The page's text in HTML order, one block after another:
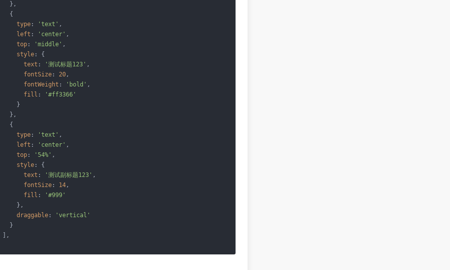
},
{
type : 'text' ,
left : 'center' ,
top : 'middle' ,
style : {
text : '测试标题123' ,
fontSize : 20,
fontWeight : 'bold' ,
fill :
'#ff3366'
}
},
{
type : 'text' ,
left : 'center' ,
top : '54%' ,
style : {
text : '测试副标题123' ,
fontSize : 14,
fill :
'#999'
},
draggable :
'vertical'
}
],